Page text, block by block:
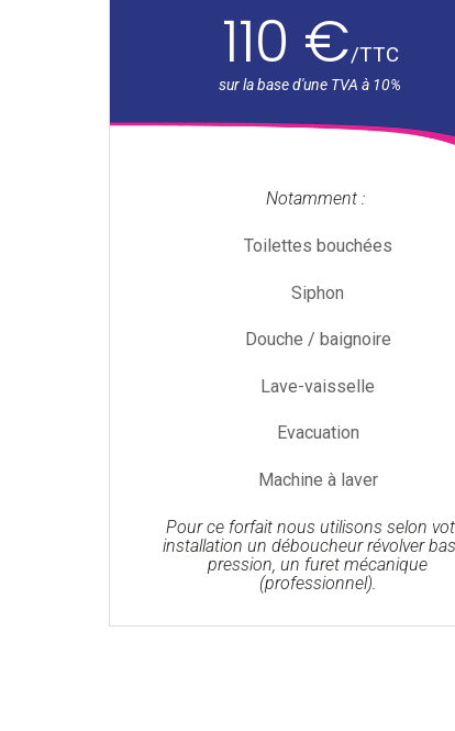
110 €/TTC
Notamment :
Toilettes bouchées
Siphon
Douche / baignoire
Lave-vaisselle
Evacuation
Machine à laver
Pour ce forfait nous utilisons selon
installation un déboucheur révolver
pression, un furet mécanique
(professionnel).